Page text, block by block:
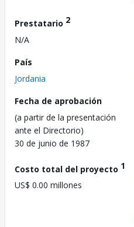
Prestatario 2
N/A
País
Jordania
Fecha de aprobación
(a partir de la presentación
ante el Directorio)
30 de junio de 1987
Costo total del proyecto 1
US$ 0.00 millones